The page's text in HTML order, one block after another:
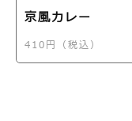
京風カレー
410円（税込）